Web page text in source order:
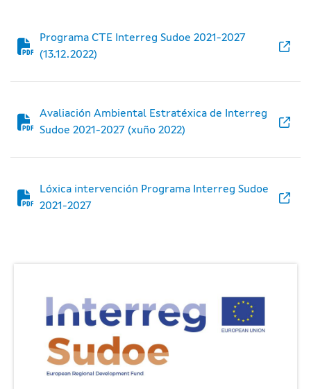
Programa CTE Interreg Sudoe 2021-2027
(13.12.2022)
Avaliación Ambiental Estratéxica de Interreg
Sudoe 2021-2027 (xuño 2022)
Lóxica intervención Programa Interreg Sudoe
2021-2027